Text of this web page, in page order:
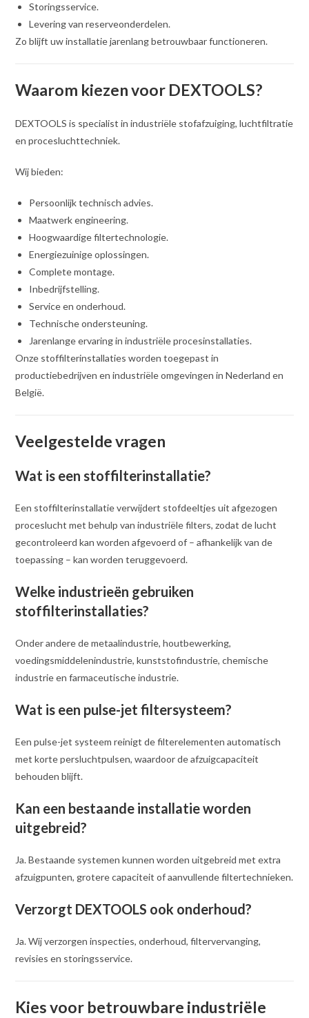
Storingsservice.
Levering van reserveonderdelen.
Zo blijft uw installatie jarenlang betrouwbaar functioneren.
Waarom kiezen voor DEXTOOLS?
DEXTOOLS is specialist in industriële stofafzuiging, luchtfiltratie
en procesluchttechniek.
Wij bieden:
Persoonlijk technisch advies.
Maatwerk engineering.
Hoogwaardige filtertechnologie.
Energiezuinige oplossingen.
Complete montage.
Inbedrijfstelling.
Service en onderhoud.
Technische ondersteuning.
Jarenlange ervaring in industriële procesinstallaties.
Onze stoffilterinstallaties worden toegepast in
productiebedrijven en industriële omgevingen in Nederland en
België.
Veelgestelde vragen
Wat is een stoffilterinstallatie?
Een stoffilterinstallatie verwijdert stofdeeltjes uit afgezogen
proceslucht met behulp van industriële filters, zodat de lucht
gecontroleerd kan worden afgevoerd of – afhankelijk van de
toepassing – kan worden teruggevoerd.
Welke industrieën gebruiken
stoffilterinstallaties?
Onder andere de metaalindustrie, houtbewerking,
voedingsmiddelenindustrie, kunststofindustrie, chemische
industrie en farmaceutische industrie.
Wat is een pulse-jet filtersysteem?
Een pulse-jet systeem reinigt de filterelementen automatisch
met korte persluchtpulsen, waardoor de afzuigcapaciteit
behouden blijft.
Kan een bestaande installatie worden
uitgebreid?
Ja. Bestaande systemen kunnen worden uitgebreid met extra
afzuigpunten, grotere capaciteit of aanvullende filtertechnieken.
Verzorgt DEXTOOLS ook onderhoud?
Ja. Wij verzorgen inspecties, onderhoud, filtervervanging,
revisies en storingsservice.
Kies voor betrouwbare industriële